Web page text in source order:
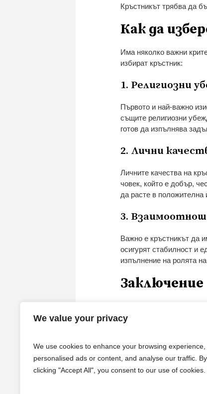
We value your privacy
We use cookies to enhance your browsing
personalised ads or content, and analyse our traffic. By
clicking "Accept All", you consent to our use of cookies.
Кръстникът трябва да
Как да
Има няколко важни
избират кръстник:
1. Религиозни
Първото и най-важно
същите религиозни
готов да изпълнява
2. Лични
Личните качества на
човек, който е добър,
да расте в
3.
Важно е кръстникът да
осигурят стабилност и
изпълнение на ролята
Заключение
Изборът на кръстник е
внимание към
ограничения, които
трябва да бъдат
притежава всички
Като вникнем в
път за детето, като